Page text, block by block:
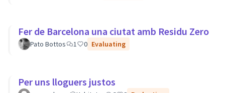
Fer de Barcelona una ciutat amb Residu Zero
Pato Bottos 1 0 Evaluating
Per uns lloguers justos